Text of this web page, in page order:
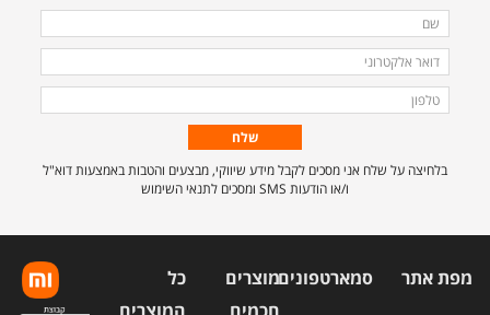
מלאו
את
הפרטים
הבאים
לרשימת
שם
דואר
אלקטרוני
טלפון
בלחיצה על שלח אני מסכים לקבל מידע שיווקי, מבצעים והטבות באמצעות דוא"ל
ו/או הודעות SMS ומסכים לתנאי השימוש
מפת אתר סמארטפוניםמוצרים
כל